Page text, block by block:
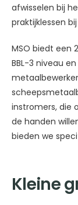
afwisselen bij
praktijklessen
MSO biedt een
BBL-3 niveau
instromers, die
de handen
bieden we
Kleine